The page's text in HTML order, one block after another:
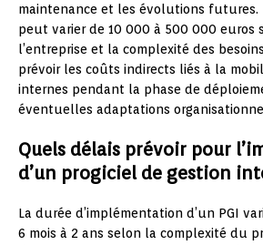
maintenance et les évolutions
peut varier de 10 000 à 500 000 euros
l’entreprise et la complexité des
prévoir les coûts indirects liés à la
internes pendant la phase de
éventuelles adaptations
Quels délais prévoir pour
d’un progiciel de gestion
La durée d’implémentation d’un PGI
6 mois à 2 ans selon la complexité du